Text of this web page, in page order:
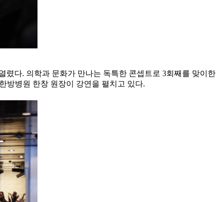
렸다. 의학과 문화가 만나는 독특한 콘셉트로 3회째를 맞이한
방병원 한창 원장이 강연을 펼치고 있다.